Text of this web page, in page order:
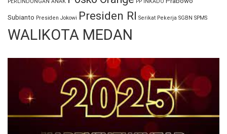
PERLINDUNGAN ANAK PP INKADO
Subianto Presiden Jokowi Presiden RI Serikat Pekerja SGBN SPMS
WALIKOTA MEDAN